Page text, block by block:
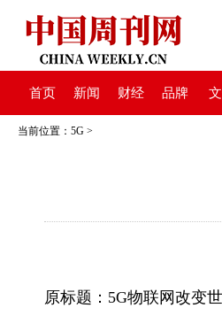
首页 新闻 财经 品牌
当前位置： 5G >
原标题：5G物联网改变